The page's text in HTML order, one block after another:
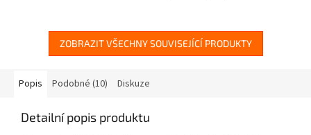
ZOBRAZIT VŠECHNY SOUVISEJÍCÍ PRODUKTY
Popis Podobné (10) Diskuze
Detailní popis produktu